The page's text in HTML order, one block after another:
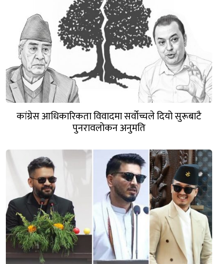
कांग्रेस आधिकारिकता विवादमा सर्वोच्चले दियो सुरूबाटै
पुनरावलोकन अनुमति